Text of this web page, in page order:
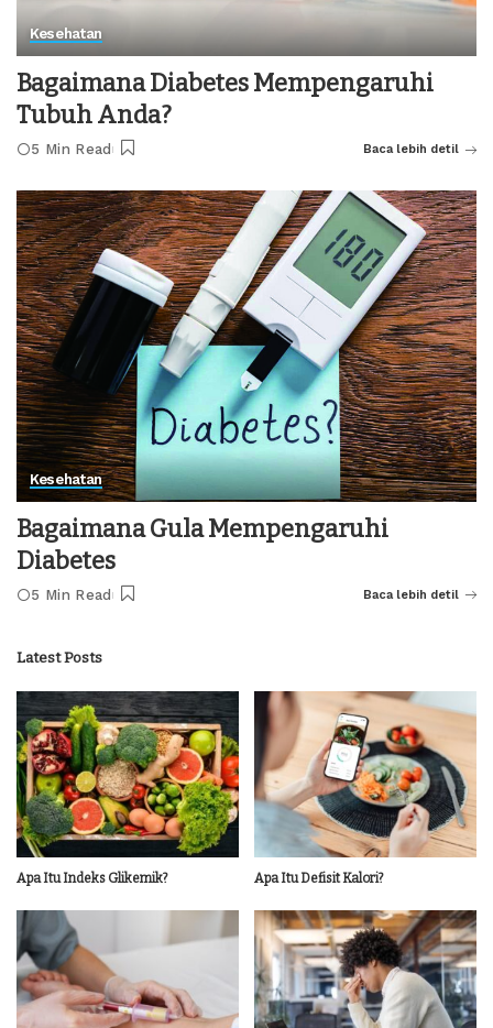
Kesehatan
Bagaimana Diabetes Mempengaruhi
Tubuh Anda?
5 Min Read Baca lebih detil
Kesehatan
Bagaimana Gula Mempengaruhi
Diabetes
5 Min Read Baca lebih detil
Latest Posts
Apa Itu Indeks Glikemik? Apa Itu Defisit Kalori?